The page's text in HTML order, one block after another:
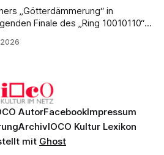
„Götterdämmerung“ in
Finale des „Ring 10010110“:
begeisterten. Die KI-geprägte
AutorFacebookImpressum
ArchivIOCO Kultur Lexikon
mit Ghost